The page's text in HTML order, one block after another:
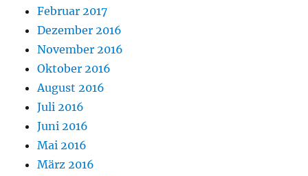
Februar 2017
Dezember 2016
November 2016
Oktober 2016
August 2016
Juli 2016
Juni 2016
Mai 2016
März 2016